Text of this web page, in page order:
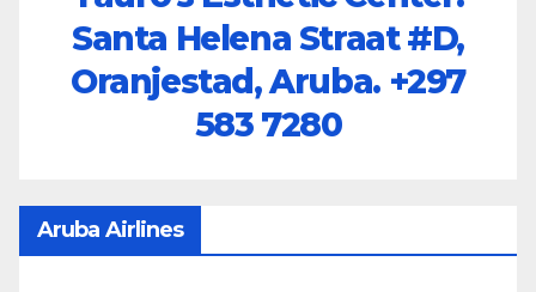
Santa Helena Straat #D,
Oranjestad, Aruba. +297
583 7280
Aruba Airlines